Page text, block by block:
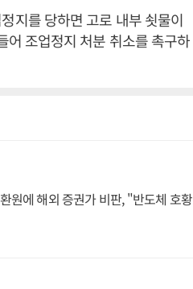
지를 당하면 고로 내부 쇳물이
어 조업정지 처분 취소를 촉구하
원에 해외 증권가 비판, "반도체 호황